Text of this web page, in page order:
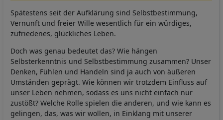
Spätestens seit der Aufklärung sind Selbstbestimmung,
Vernunft und freier Wille wesentlich für ein würdiges,
zufriedenes, glückliches Leben.
Doch was genau bedeutet das? Wie hängen
Selbsterkenntnis und Selbstbestimmung zusammen? Unser
Denken, Fühlen und Handeln sind ja auch von äußeren
Umständen geprägt. Wie können wir trotzdem Einfluss auf
unser Leben nehmen, sodass es uns nicht einfach nur
zustößt? Welche Rolle spielen die anderen, und wie kann es
gelingen, das, was wir wollen, in Einklang mit unserer